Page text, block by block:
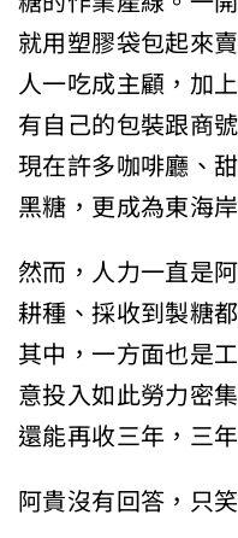
就用塑膠袋包起來
人一吃成主顧，加
有自己的包裝跟商
現在許多咖啡廳、
黑糖，更成為東海
然而，人力一直是
耕種、採收到製糖
其中，一方面也是
意投入如此勞力密
還能再收三年，三
阿貴沒有回答，只